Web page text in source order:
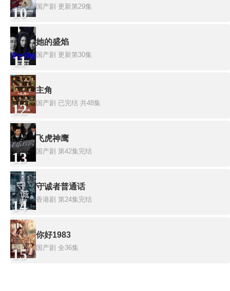
10 国产剧 更新第29集
11
她的盛焰
国产剧 更新第30集
12
主角
国产剧 已完结 共48集
13
飞虎神鹰
国产剧 第42集完结
14
守诚者普通话
香港剧 第24集完结
15
你好1983
国产剧 全36集